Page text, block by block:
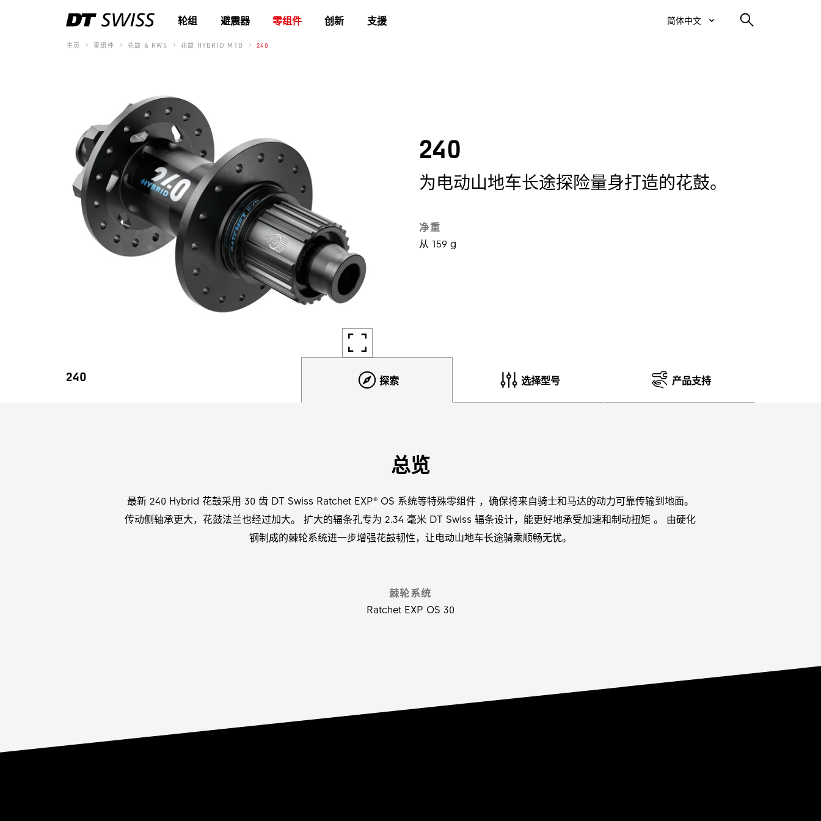
轮组 避震器 零组件 创新 支援 简体中文
主页 零组件 花鼓 & RWS 花鼓 HYBRID MTB 240
240
为电动山地车长途探险量身打造的花鼓。
净重
从 159 g
240 探索 选择型号 产品支持
总览
最新 240 Hybrid 花鼓采用 30 齿 DT Swiss Ratchet EXP® OS 系统等特殊零组件 ，确保将来自骑士和马达的动力可靠传输到地面。
传动侧轴承更大，花鼓法兰也经过加大。 扩大的辐条孔专为 2.34 毫米 DT Swiss 辐条设计，能更好地承受加速和制动扭矩 。 由硬化
钢制成的棘轮系统进一步增强花鼓韧性，让电动山地车长途骑乘顺畅无忧。
棘轮系统
Ratchet EXP OS 30